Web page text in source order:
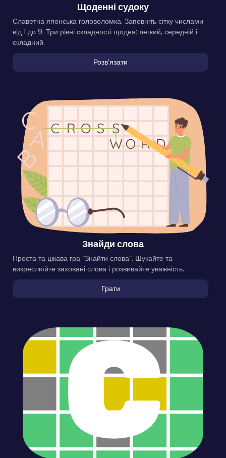
Щоденні судоку
Славетна японська головоломка. Заповніть сітку числами
від 1 до 9. Три рівні складності щодня: легкий, середній і
складний.
Розвʼязати
Знайди слова
Проста та цікава гра “Знайти слова”. Шукайте та
викреслюйте заховані слова і розвивайте уважність.
Грати